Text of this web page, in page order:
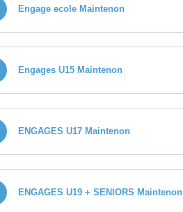
Engage ecole Maintenon
Engages U15 Maintenon
ENGAGES U17 Maintenon
ENGAGES U19 + SENIORS Maintenon